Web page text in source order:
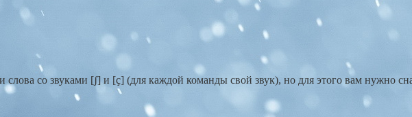
со звуками [ʃ] и [ҫ] (для каждой команды свой звук), но для этого вам нужно